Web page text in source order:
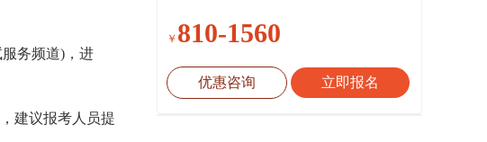
务频道)，进
建议报考人员提
￥ 810-1560
优惠咨询 立即报名